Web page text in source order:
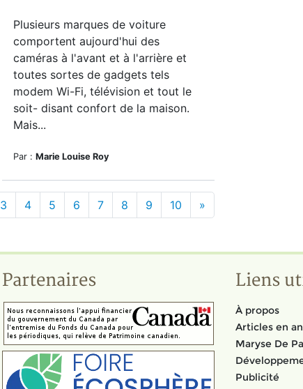
Plusieurs marques de voiture
comportent aujourd'hui des
caméras à l'avant et à l'arrière et
toutes sortes de gadgets tels
modem Wi-Fi, télévision et tout le
soit- disant confort de la maison.
Mais...
Par : Marie Louise Roy
3 4 5 6 7 8 9 10 »
Partenaires Liens
À propos
Articles en
Maryse De
Publicité